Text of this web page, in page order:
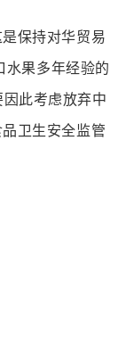
保持对华贸易
水果多年经验的
此考虑放弃中
卫生安全监管